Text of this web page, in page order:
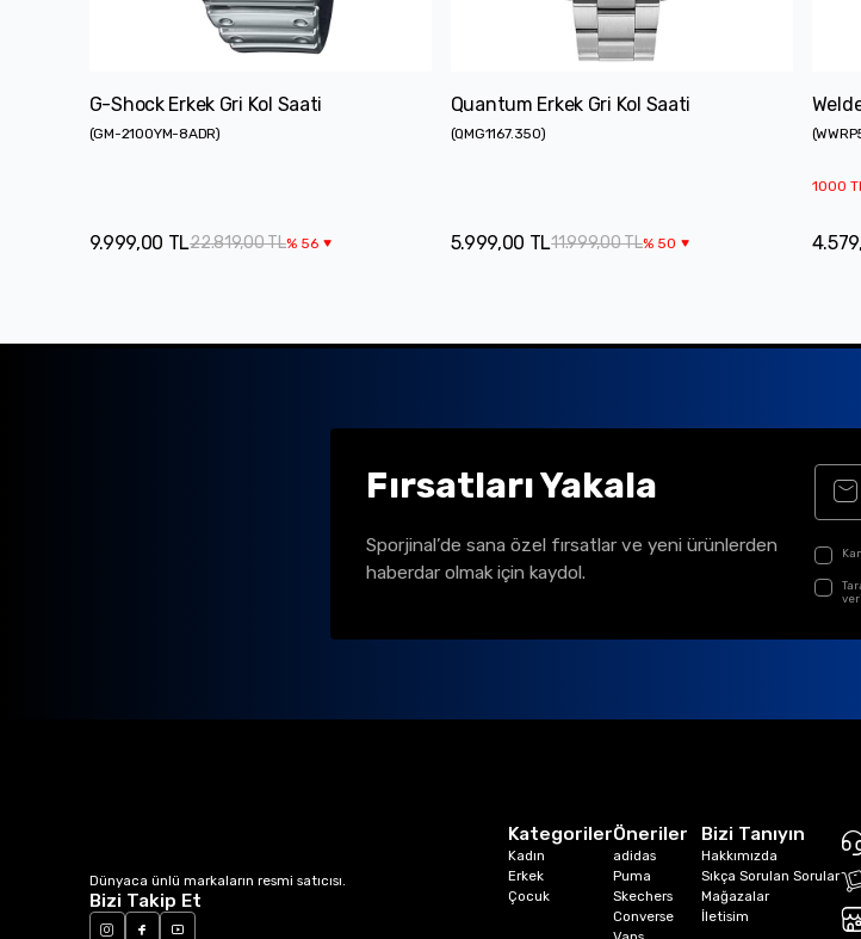
G-Shock Erkek Gri Kol Saati
(GM-2100YM-8ADR)
22.819,00 TL% 56
9.999,00 TL
Quantum Erkek Gri Kol Saati
(QMG1167.350)
11.999,00 TL% 50
5.999,00 TL
(
1000
Fırsatları Yakala
Sporjinal’de sana özel fırsatlar ve yeni ürünlerden
haberdar olmak için kaydol.
Dünyaca ünlü markaların resmi satıcısı.
Bizi Takip Et
Kategoriler
Kadın
Erkek
Çocuk
Öneriler
adidas
Puma
Skechers
Converse
Bizi Tanıyın
Hakkımızda
Sıkça Sorulan Sorular
Mağazalar
İletisim